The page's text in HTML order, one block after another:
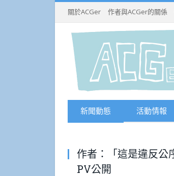
關於ACGer 作者與ACGer的關係
新聞動態 活動情報
作者：「這是違反公
PV公開